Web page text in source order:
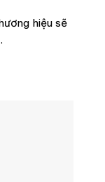
hiệu sẽ